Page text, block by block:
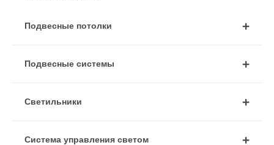
Подвесные потолки
Подвесные системы
Cветильники
Система управления светом